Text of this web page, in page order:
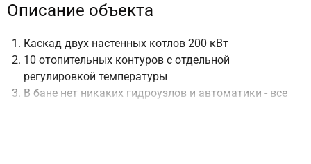
Описание объекта
Каскад двух настенных котлов 200 кВт
10 отопительных контуров с отдельной
регулировкой температуры
В бане нет никаких гидроузлов и автоматики - все